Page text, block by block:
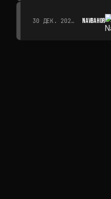
30 ДЕК. 2026 Г. · 19:00 NAVBAHOR